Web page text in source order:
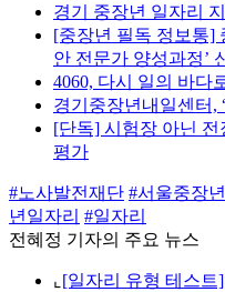
경기 중장년 일자리
[중장년 필독 정보통]
안 전문가 양성과정’
4060, 다시 일의 바다
경기중장년내일센터,
[단독] 시험장 아닌
평가
#노사발전재단 #서울중장
년일자리 #일자리
전혜정 기자의 주요 뉴스
⌞ [일자리 유형 테스트